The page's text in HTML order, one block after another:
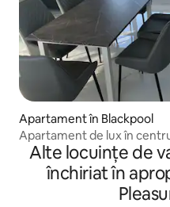
Apartament în Blackpool
Apartament de lux în
Alte locuințe de
închiriat în